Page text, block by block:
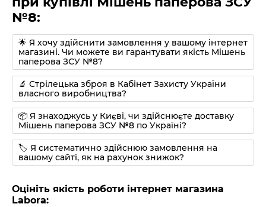
№8:
🌟 Я хочу здійснити замовлення у вашому інтернет
магазині. Чи можете ви гарантувати якість Мішень
паперова ЗСУ №8?
🔬 Стрілецька зброя в Кабінет Захисту України
власного виробництва?
📦 Я знаходжусь у Києві, чи здійснюєте доставку
Мішень паперова ЗСУ №8 по Україні?
🏷 Я систематично здійснюю замовлення на
вашому сайті, як на рахунок знижок?
Оцініть якість роботи інтернет магазина
Labora: